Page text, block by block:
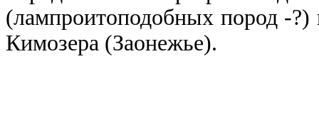
(лампроитоподобных пород -
Кимозера (Заонежье).